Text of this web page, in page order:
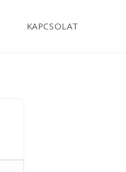
KAPCSOLAT